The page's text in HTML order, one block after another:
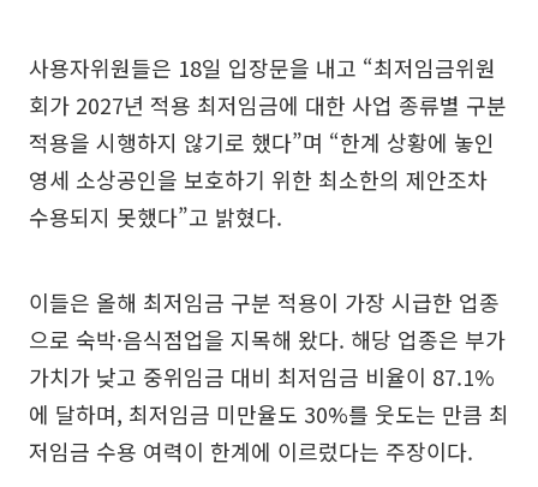
사용자위원들은 18일 입장문을 내고 “최저임금위원
회가 2027년 적용 최저임금에 대한 사업 종류별 구분
적용을 시행하지 않기로 했다”며 “한계 상황에 놓인
영세 소상공인을 보호하기 위한 최소한의 제안조차
수용되지 못했다”고 밝혔다.
이들은 올해 최저임금 구분 적용이 가장 시급한 업종
으로 숙박·음식점업을 지목해 왔다. 해당 업종은 부가
가치가 낮고 중위임금 대비 최저임금 비율이 87.1%
에 달하며, 최저임금 미만율도 30%를 웃도는 만큼 최
저임금 수용 여력이 한계에 이르렀다는 주장이다.